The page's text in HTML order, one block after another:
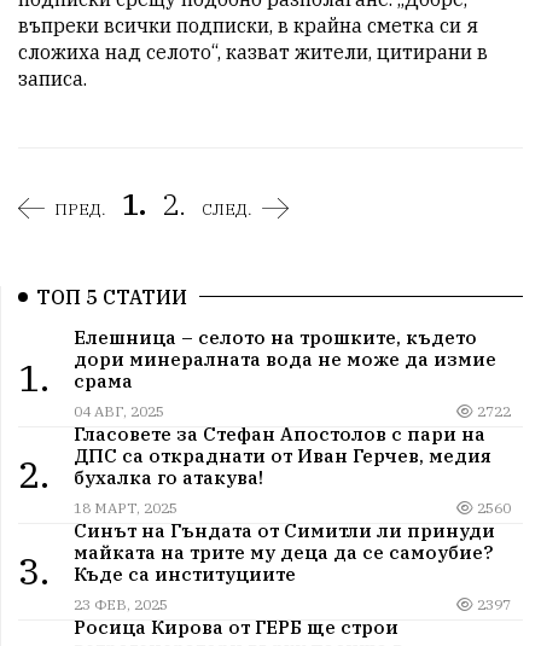
въпреки всички подписки, в крайна сметка си я
сложиха над селото“, казват жители, цитирани в
записа.
ПРЕД. 1. 2. СЛЕД.
ТОП 5 СТАТИИ
1.
Елешница – селото на трошките, където
дори минералната вода не може да измие
срама
04 АВГ, 2025 2722
2.
Гласовете за Стефан Апостолов с пари на
ДПС са откраднати от Иван Герчев, медия
бухалка го атакува!
18 МАРТ, 2025 2560
3.
Синът на Гъндата от Симитли ли принуди
майката на трите му деца да се самоубие?
Къде са институциите
23 ФЕВ, 2025 2397
Росица Кирова от ГЕРБ ще строи